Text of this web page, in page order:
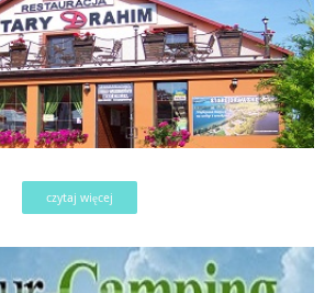
czytaj więcej